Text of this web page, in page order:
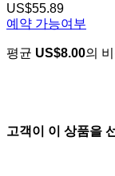
US$55.89
예약 가능여부
평균 US$8.00의
고객이 이 상품을